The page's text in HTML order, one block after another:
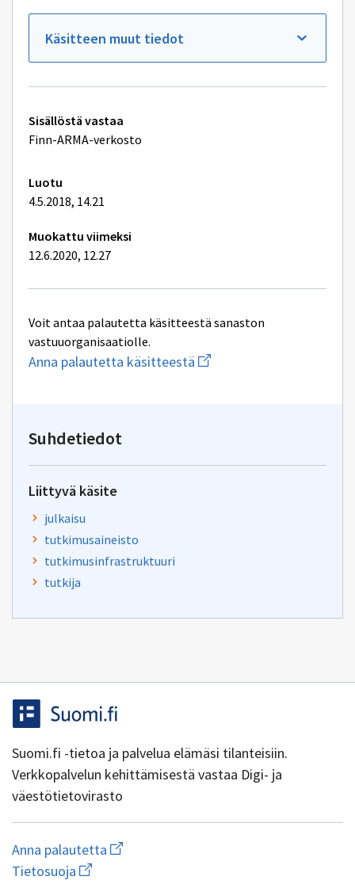
Käsitteen muut tiedot
Tekniset
lisätiedot
Sisällöstä vastaa
Finn-ARMA-verkosto
Luotu
4.5.2018, 14.21
Muokattu viimeksi
12.6.2020, 12.27
Voit antaa palautetta käsitteestä sanaston
vastuuorganisaatiolle.
Anna palautetta käsitteestä Aloita
uuden
Suhdetiedot
Liittyvä käsite
julkaisu
tutkimusaineisto
tutkimusinfrastruktuuri
tutkija
Suomi.fi -tietoa ja palvelua elämäsi tilanteisiin.
Verkkopalvelun kehittämisestä vastaa Digi- ja
väestötietovirasto
Anna palautetta Aloita
uuden
Tietosuoja Avaa